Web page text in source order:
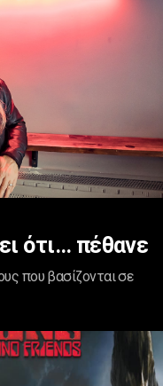
ότι… πέθανε
που βασίζονται σε